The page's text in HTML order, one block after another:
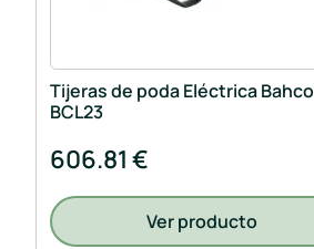
Tijeras de poda Eléctrica Bahco
BCL23
606.81 €
Ver producto